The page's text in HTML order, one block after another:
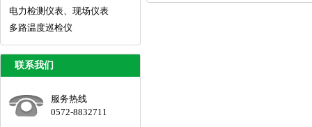
电力检测仪表、现场仪表
多路温度巡检仪
联系我们
服务热线
0572-8832711